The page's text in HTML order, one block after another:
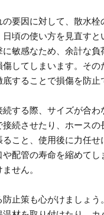
の要因に対して、散水栓
頃の使い方を見直すと
敏感なため、余計な負
傷してしまいます。その
することで損傷を防止
続する際、サイズが合わ
続させたり、ホースの
こと、使用後に力任せ
配管の寿命を縮めてし
せん。
止策も心がけましょう